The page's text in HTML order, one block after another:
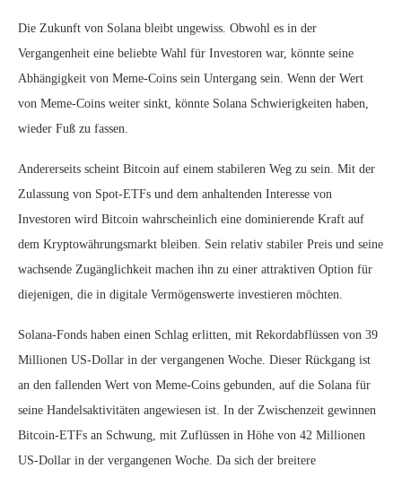
Die Zukunft von Solana bleibt ungewiss. Obwohl es in der
Vergangenheit eine beliebte Wahl für Investoren war, könnte seine
Abhängigkeit von Meme-Coins sein Untergang sein. Wenn der Wert
von Meme-Coins weiter sinkt, könnte Solana Schwierigkeiten haben,
wieder Fuß zu fassen.
Andererseits scheint Bitcoin auf einem stabileren Weg zu sein. Mit der
Zulassung von Spot-ETFs und dem anhaltenden Interesse von
Investoren wird Bitcoin wahrscheinlich eine dominierende Kraft auf
dem Kryptowährungsmarkt bleiben. Sein relativ stabiler Preis und seine
wachsende Zugänglichkeit machen ihn zu einer attraktiven Option für
diejenigen, die in digitale Vermögenswerte investieren möchten.
Solana-Fonds haben einen Schlag erlitten, mit Rekordabflüssen von 39
Millionen US-Dollar in der vergangenen Woche. Dieser Rückgang ist
an den fallenden Wert von Meme-Coins gebunden, auf die Solana für
seine Handelsaktivitäten angewiesen ist. In der Zwischenzeit gewinnen
Bitcoin-ETFs an Schwung, mit Zuflüssen in Höhe von 42 Millionen
US-Dollar in der vergangenen Woche. Da sich der breitere